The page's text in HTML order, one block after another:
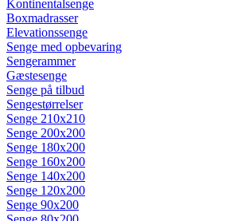
Kontinentalsenge
Boxmadrasser
Elevationssenge
Senge med opbevaring
Sengerammer
Gæstesenge
Senge på tilbud
Sengestørrelser
Senge 210x210
Senge 200x200
Senge 180x200
Senge 160x200
Senge 140x200
Senge 120x200
Senge 90x200